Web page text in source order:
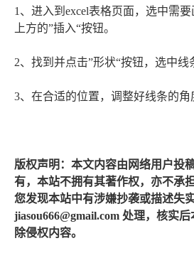
1、进入到excel表格页面，选中需
上方的”插入“按钮。
2、找到并点击”形状“按钮，选中线
3、在合适的位置，调整好线条的角
版权声明：本文内容由网络用户投
有，本站不拥有其著作权，亦不承
您发现本站中有涉嫌抄袭或描述失
jiasou666@gmail.com 处理，核实
除侵权内容。